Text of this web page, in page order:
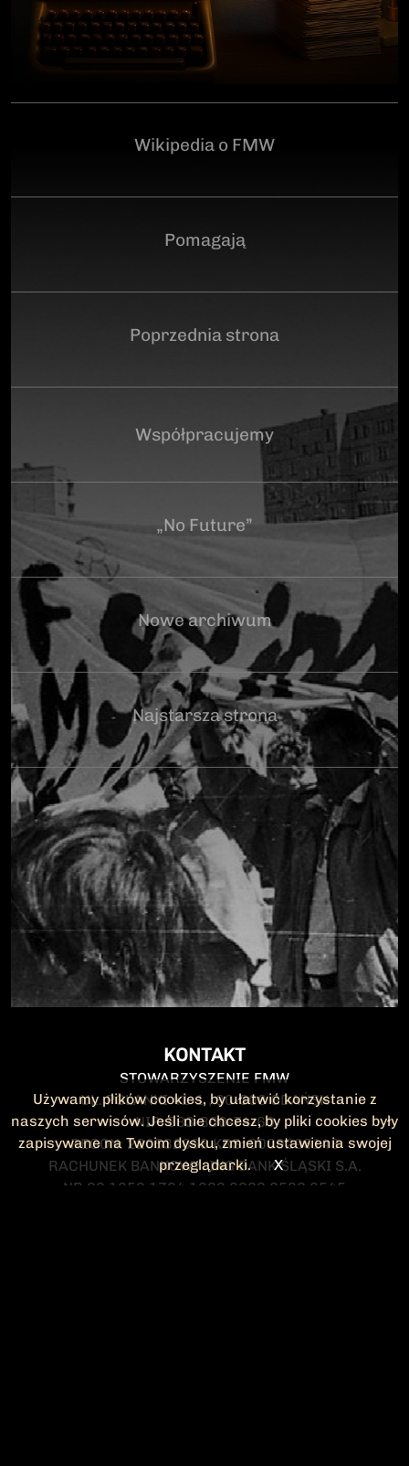
symbolicznego nagrobka na Cmentarzu
Garnizonowym w GdańskuSerdecznie zapraszamy
Wikipedia o FMW
Pomagają
Poprzednia strona
Współpracujemy
„No Future”
Nowe archiwum
Najstarsza strona
KONTAKT
STOWARZYSZENIE FMW
UL. POLANKI 41-1 , 80-308 GDAŃSK
NIP: 583-300-74-60
REGON: 220532063 KRS: 0000295148
RACHUNEK BANKOWY: ING BANK ŚLĄSKI S.A.
NR 90 1050 1764 1000 0023 2582 8545
Używamy plików cookies, by ułatwić korzystanie z
naszych serwisów. Jeśli nie chcesz, by pliki cookies były
zapisywane na Twoim dysku, zmień ustawienia swojej
przeglądarki.
X